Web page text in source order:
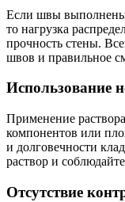
Если швы выполнены
то нагрузка
прочность стены.
швов и правильное
Использование
Применение
компонентов или
и долговечности
раствор и
Отсутствие